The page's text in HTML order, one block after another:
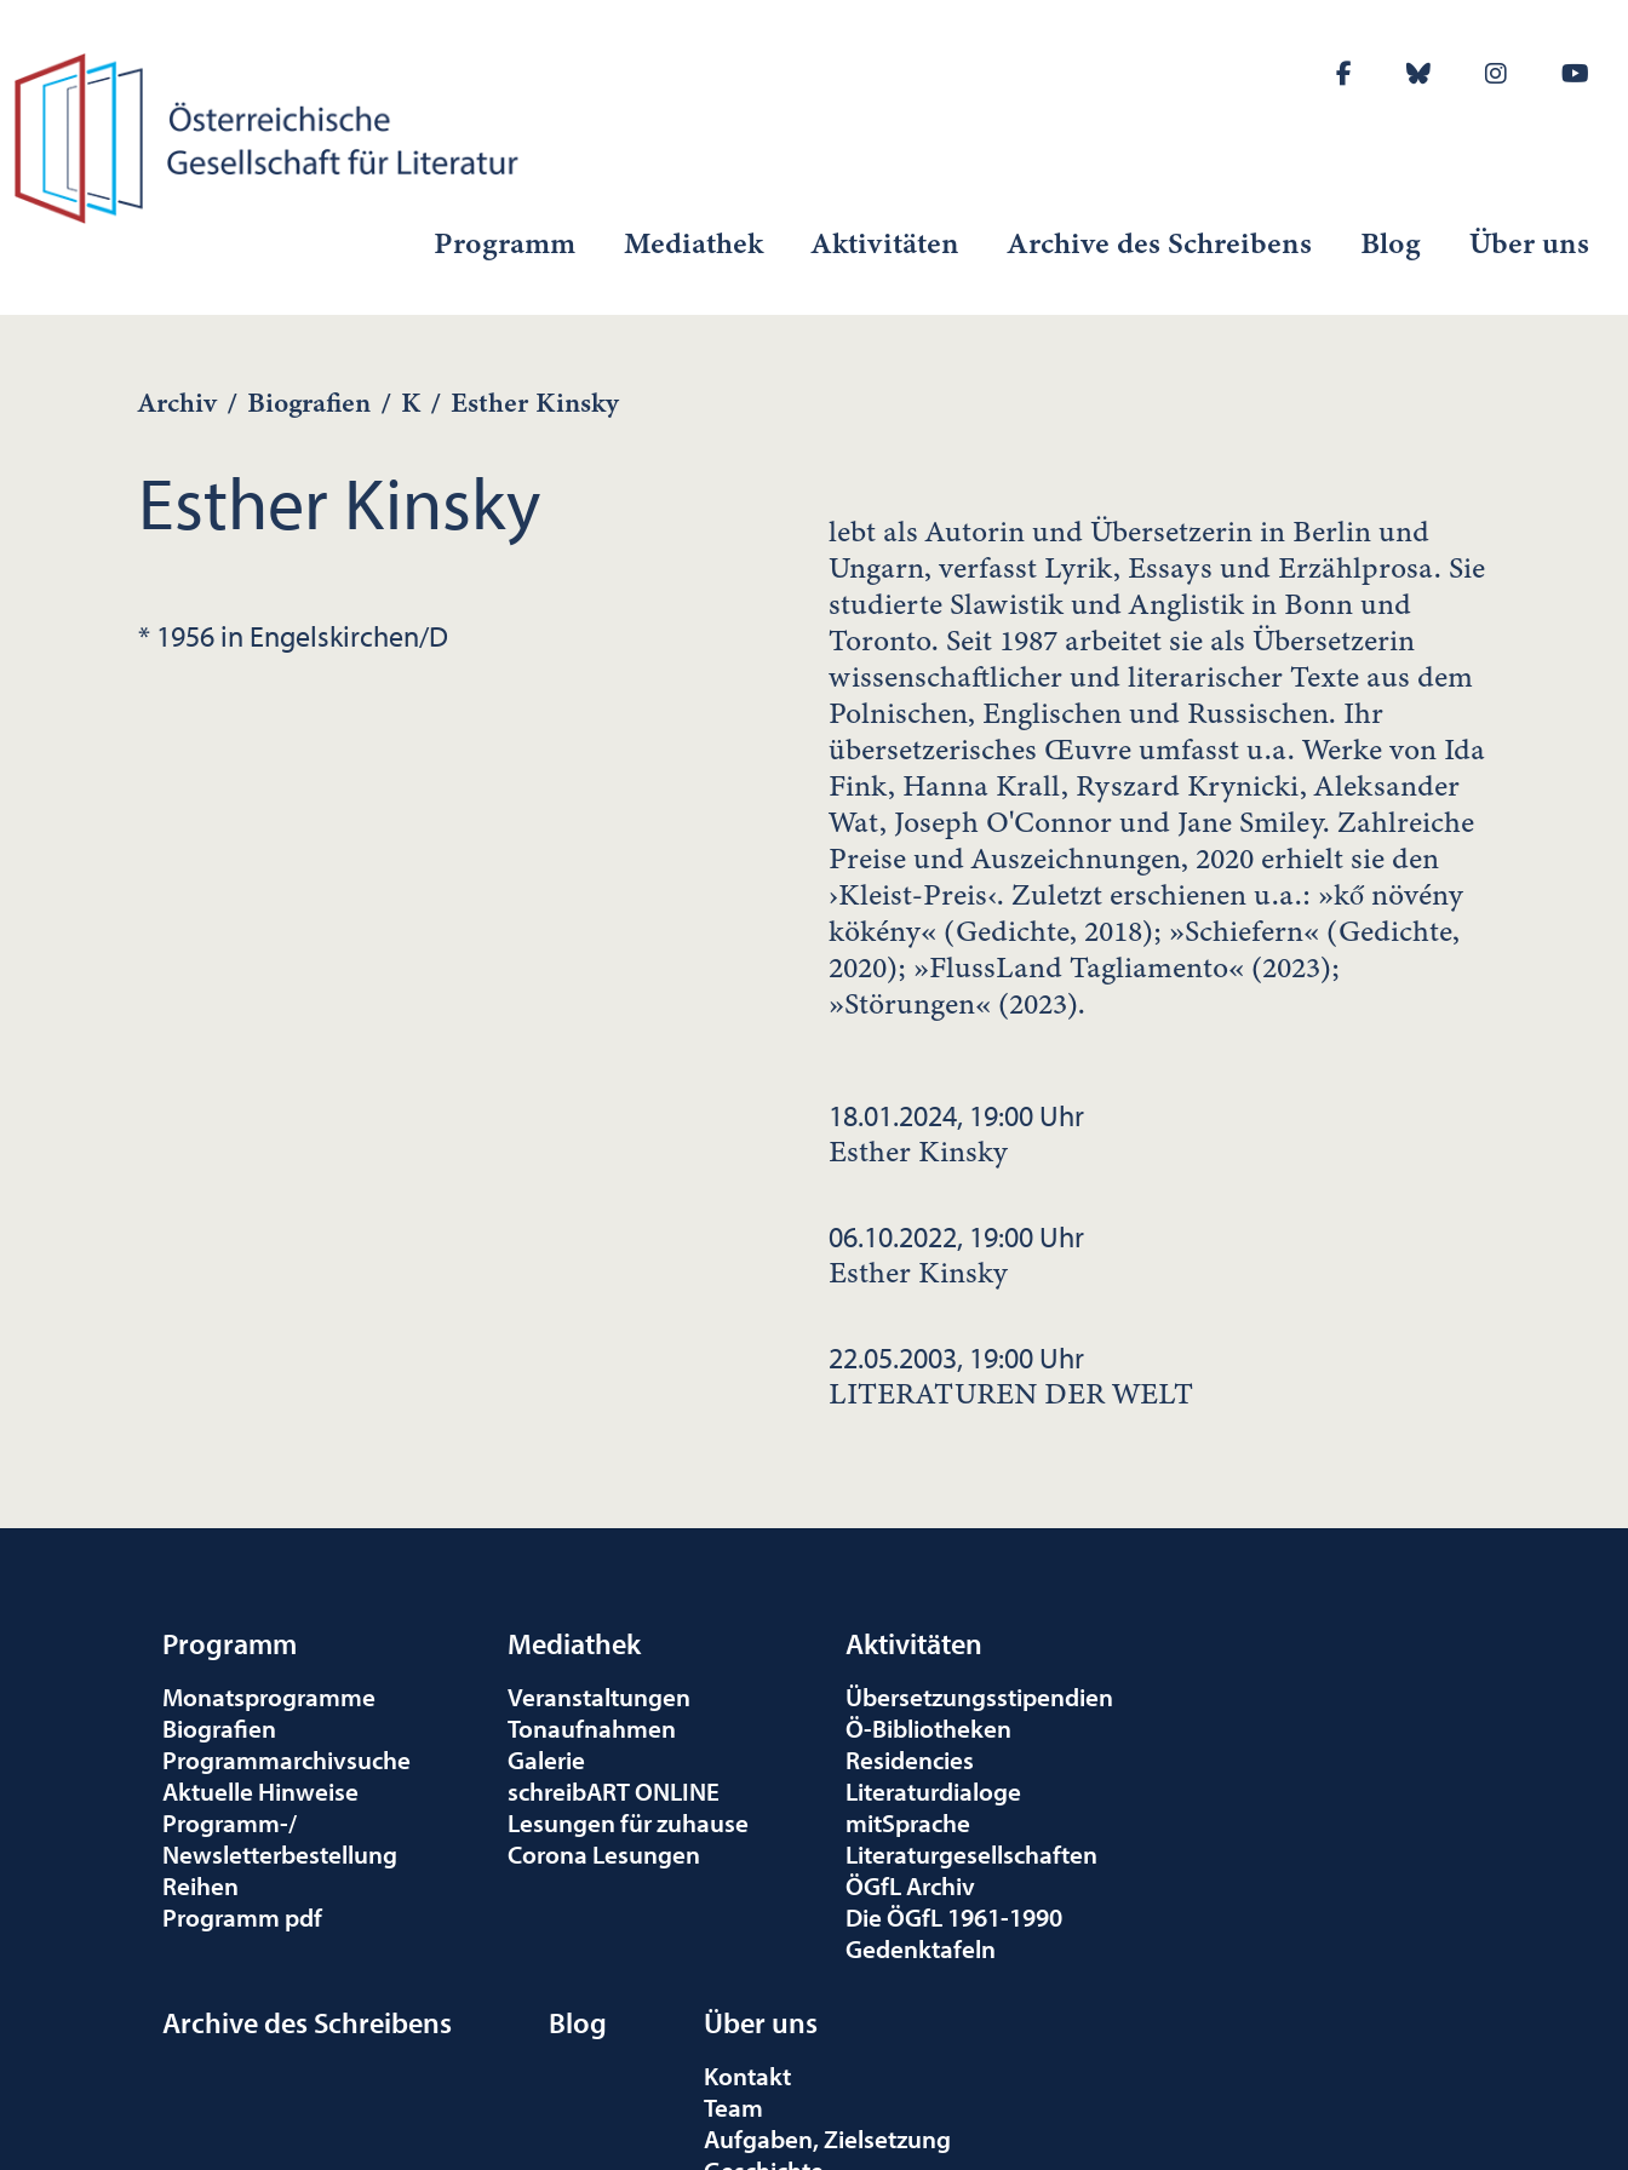
Programm Mediathek Aktivitäten Archive des Schreibens Blog Über uns
Archiv / Biografien / K / Esther Kinsky
Esther Kinsky
* 1956 in Engelskirchen/D
lebt als Autorin und Übersetzerin in Berlin und
Ungarn, verfasst Lyrik, Essays und Erzählprosa. Sie
studierte Slawistik und Anglistik in Bonn und
Toronto. Seit 1987 arbeitet sie als Übersetzerin
wissenschaftlicher und literarischer Texte aus dem
Polnischen, Englischen und Russischen. Ihr
übersetzerisches Œuvre umfasst u.a. Werke von Ida
Fink, Hanna Krall, Ryszard Krynicki, Aleksander
Wat, Joseph O'Connor und Jane Smiley. Zahlreiche
Preise und Auszeichnungen, 2020 erhielt sie den
›Kleist-Preis‹. Zuletzt erschienen u.a.: »kő növény
kökény« (Gedichte, 2018); »Schiefern« (Gedichte,
2020); »FlussLand Tagliamento« (2023);
»Störungen« (2023).
18.01.2024, 19:00 Uhr
Esther Kinsky
06.10.2022, 19:00 Uhr
Esther Kinsky
22.05.2003, 19:00 Uhr
LITERATUREN DER WELT
Programm
Monatsprogramme
Biografien
Programmarchivsuche
Aktuelle Hinweise
Programm-/
Newsletterbestellung
Reihen
Programm pdf
Mediathek
Veranstaltungen
Tonaufnahmen
Galerie
schreibART ONLINE
Lesungen für zuhause
Corona Lesungen
Aktivitäten
Übersetzungsstipendien
Ö-Bibliotheken
Residencies
Literaturdialoge
mitSprache
Literaturgesellschaften
ÖGfL Archiv
Die ÖGfL 1961-1990
Gedenktafeln
Archive des Schreibens Blog Über uns
Kontakt
Team
Aufgaben, Zielsetzung